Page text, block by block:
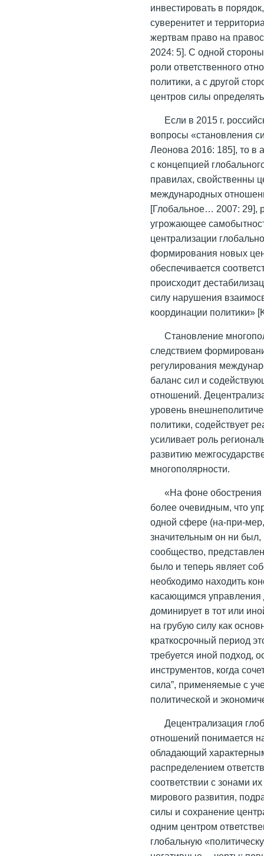
инвестировать в
суверенитет и
жертвам право на
2024: 5]. С одной
роли ответственного
политики, а с другой
центров силы
Если в 2015 г.
вопросы «становления
Леонова 2016: 185], то в
с концепцией
правилах, свойственны
международных
[Глобальное… 2007: 29],
угрожающее
централизации
формирования новых
обеспечивается
происходит
силу нарушения
координации политики»
Становление
следствием
регулирования
баланс сил и
отношений.
уровень
политики, содействует
усиливает роль
развитию
многополярности.
«На фоне
более очевидным, что
одной сфере (на-при-
значительным он ни
сообщество,
было и теперь являет
необходимо находить
касающимся управления
доминирует в тот или
на грубую силу как
краткосрочный период
требуется иной подход,
инструментов, когда
сила”, применяемые с
политической и
Децентрализация
отношений понимается
обладающий
распределением
соответствии с зонами
мирового развития,
силы и сохранение
одним центром
глобальную